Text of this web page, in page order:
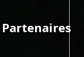
Partenaires